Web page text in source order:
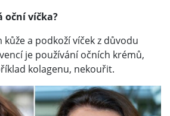
oční víčka?
a podkoží víček z důvodu
je používání očních krémů,
kolagenu, nekouřit.